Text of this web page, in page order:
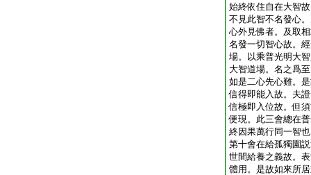
始終依住自在大智
不見此智不名發心
心外見佛者。及取
名發一切智心故。
場。以乘普光明大
大智道場。名之爲
如是二心先心難。
信得即能入故。夫
信極即入位故。但
便現。此三會總在
終因果萬行同一智
第十會在給孤獨園
世間給養之義故。
體用。是故如來所